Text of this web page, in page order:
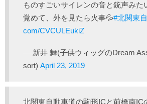
ものすごいサイレンの音と銃声みた
覚めて、外を見たら火事💦#北関東
com/CVCULEukiZ
— 新井 舞(子供ウィッグのDream
sort) April 23, 2019
北関東自動車道の駒形ICと前橋南IC